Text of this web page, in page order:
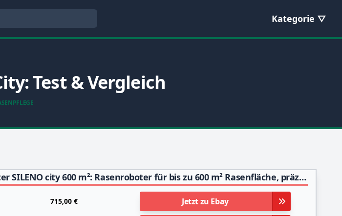
Kategorie
Test & Vergleich
Gardena Mähroboter SILENO city 600 m²: Rasenroboter für bis zu 600 m² Rasenfläche, präzise Schnittergebnisse, Einstellungen und Setup über Gardena Bluetooth App, DE-Version (15010-20)
715,00 € Jetzt zu Ebay